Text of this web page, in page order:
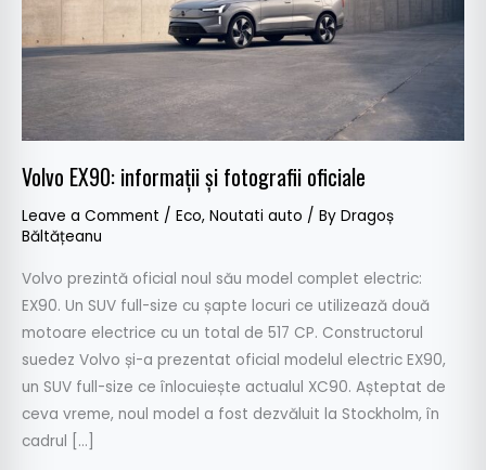
Volvo EX90: informații și fotografii oficiale
Leave a Comment / Eco, Noutati auto / By Dragoș
Băltățeanu
Volvo prezintă oficial noul său model complet electric:
EX90. Un SUV full-size cu șapte locuri ce utilizează două
motoare electrice cu un total de 517 CP. Constructorul
suedez Volvo și-a prezentat oficial modelul electric EX90,
un SUV full-size ce înlocuiește actualul XC90. Așteptat de
ceva vreme, noul model a fost dezvăluit la Stockholm, în
cadrul […]